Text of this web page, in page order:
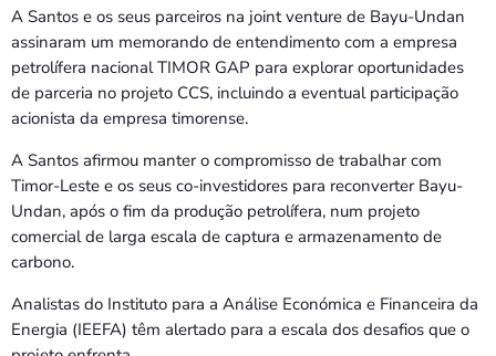
A Santos e os seus parceiros na joint venture de Bayu-Undan
assinaram um memorando de entendimento com a empresa
petrolífera nacional TIMOR GAP para explorar oportunidades
de parceria no projeto CCS, incluindo a eventual participação
acionista da empresa timorense.
A Santos afirmou manter o compromisso de trabalhar com
Timor-Leste e os seus co-investidores para reconverter Bayu-
Undan, após o fim da produção petrolífera, num projeto
comercial de larga escala de captura e armazenamento de
carbono.
Analistas do Instituto para a Análise Económica e Financeira da
Energia (IEEFA) têm alertado para a escala dos desafios que o